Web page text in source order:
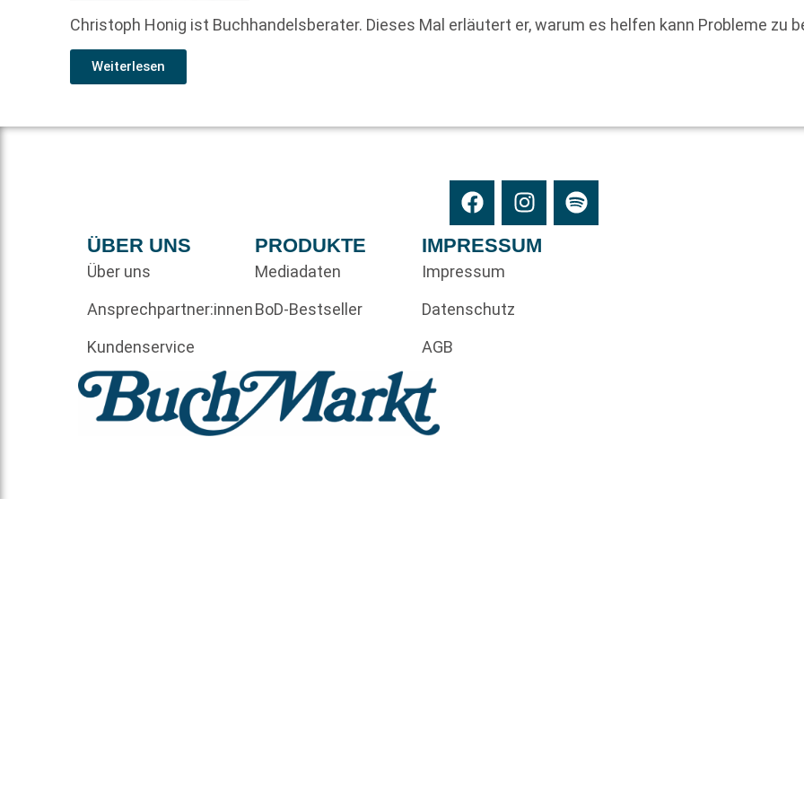
Christoph Honig ist Buchhandelsberater. Dieses Mal erläutert er, warum es helfen kann Probleme zu
Weiterlesen
ÜBER UNS
Über uns
Ansprechpartner:innen
Kundenservice
PRODUKTE
Mediadaten
BoD-Bestseller
IMPRESSUM
Impressum
Datenschutz
AGB